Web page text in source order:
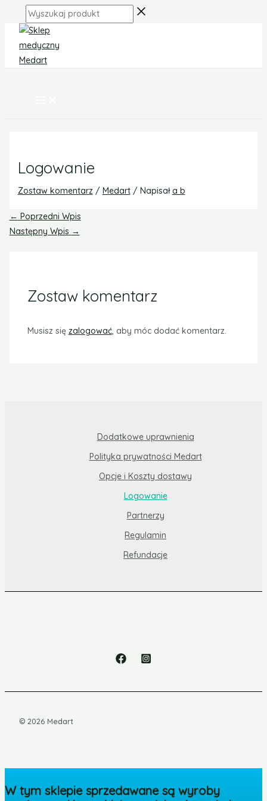
content
Wyszukaj
produkt
MENU
Logowanie
Zostaw komentarz / Medart/ Napisał a b
Post
navigation
← Poprzedni Wpis
Następny Wpis →
Zostaw komentarz
Musisz się zalogować, aby móc dodać komentarz.
Dodatkowe uprawnienia
Polityka prywatności Medart
Opcje i Koszty dostawy
Logowanie
Partnerzy
Regulamin
Refundacje
© 2026 Medart
W tym sklepie sprzedawane są wyroby